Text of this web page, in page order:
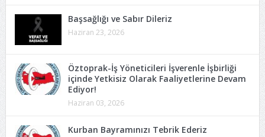
Başsağlığı ve Sabır Dileriz
Haziran 23, 2026
Öztoprak-İş Yöneticileri İşverenle İşbirliği
içinde Yetkisiz Olarak Faaliyetlerine Devam
Ediyor!
Haziran 03, 2026
Kurban Bayramınızı Tebrik Ederiz